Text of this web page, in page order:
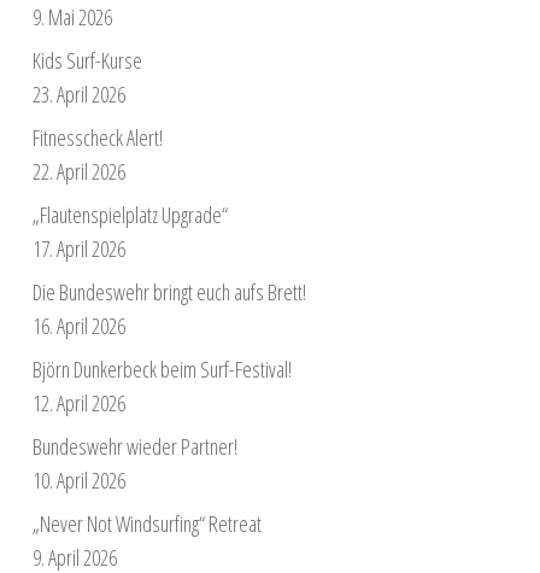
9. Mai 2026
Kids Surf-Kurse
23. April 2026
Fitnesscheck Alert!
22. April 2026
„Flautenspielplatz Upgrade“
17. April 2026
Die Bundeswehr bringt euch aufs Brett!
16. April 2026
Björn Dunkerbeck beim Surf-Festival!
12. April 2026
Bundeswehr wieder Partner!
10. April 2026
„Never Not Windsurfing“ Retreat
9. April 2026